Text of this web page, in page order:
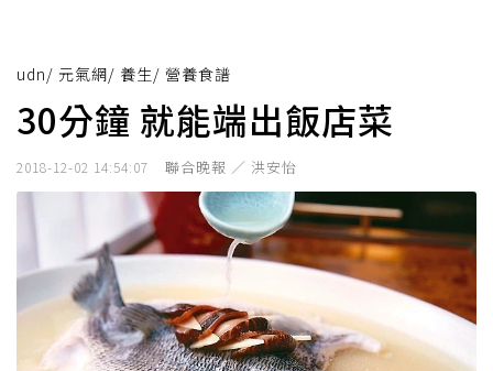
udn/ 元氣網/ 養生/ 營養食譜
30分鐘 就能端出飯店菜
2018-12-02 14:54:07 聯合晚報 ／ 洪安怡